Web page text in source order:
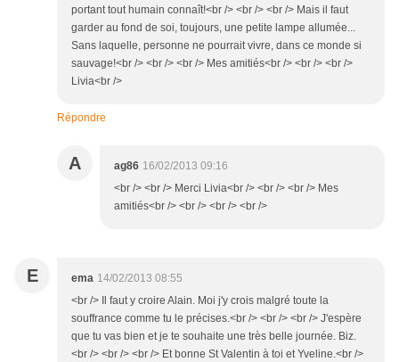
portant tout humain connaît!<br /> <br /> <br /> Mais il faut
garder au fond de soi, toujours, une petite lampe allumée...
Sans laquelle, personne ne pourrait vivre, dans ce monde si
sauvage!<br /> <br /> <br /> Mes amitiés<br /> <br /> <br />
Livia<br />
Répondre
A ag86 16/02/2013 09:16
<br /> <br /> Merci Livia<br /> <br /> <br /> Mes
amitiés<br /> <br /> <br /> <br />
E ema 14/02/2013 08:55
<br /> Il faut y croire Alain. Moi j'y crois malgré toute la
souffrance comme tu le précises.<br /> <br /> <br /> J'espère
que tu vas bien et je te souhaite une très belle journée. Biz.
<br /> <br /> <br /> Et bonne St Valentin à toi et Yveline.<br />